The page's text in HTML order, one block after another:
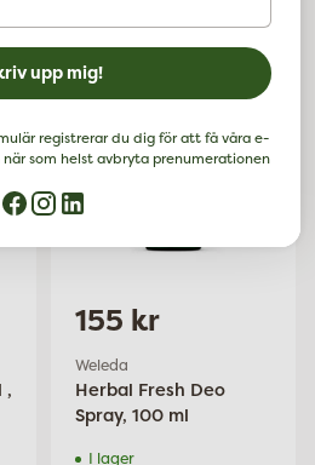
upp mig!
registrerar du dig för att få våra e-
som helst avbryta prenumerationen
,
Antal
155 kr
Weleda
Herbal Fresh Deo
Spray, 100 ml
I lager